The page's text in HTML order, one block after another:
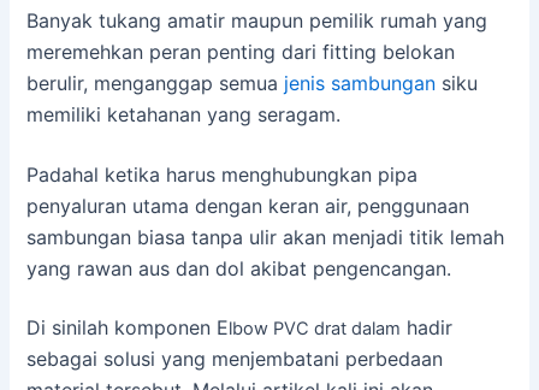
Banyak tukang amatir maupun pemilik rumah yang
meremehkan peran penting dari fitting belokan
berulir, menganggap semua jenis sambungan siku
memiliki ketahanan yang seragam.
Padahal ketika harus menghubungkan pipa
penyaluran utama dengan keran air, penggunaan
sambungan biasa tanpa ulir akan menjadi titik lemah
yang rawan aus dan dol akibat pengencangan.
Di sinilah komponen Elbow PVC drat dalam hadir
sebagai solusi yang menjembatani perbedaan